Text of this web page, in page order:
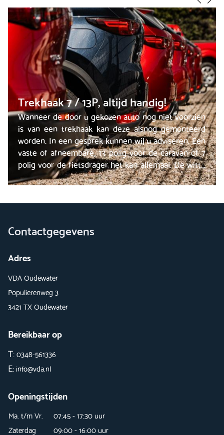
Trekhaak 7 / 13P, altijd handig!
Wanneer de door u gekozen auto nog niet voorzien
is van een trekhaak kan deze alsnog gemonteerd
worden. In een gesprek kunnen wij u adviseren. Een
vaste of afneembare, 13 polig voor de caravan of 7
polig voor de fietsdrager het kan allemaal. De witte
plaat krijgt u erbij!
Contactgegevens
Adres
VDA Oudewater
Populierenweg 3
3421 TX Oudewater
Bereikbaar op
T:0348-561336
E:info@vda.nl
Openingstijden
Ma. t/m Vr.
07:45 - 17:30 uur
Zaterdag
09:00 - 16:00 uur